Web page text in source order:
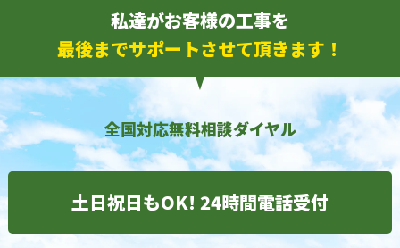
私達がお客様の工事を
最後までサポートさせて頂きます！
全国対応無料相談ダイヤル
土日祝日もOK! 24時間電話受付